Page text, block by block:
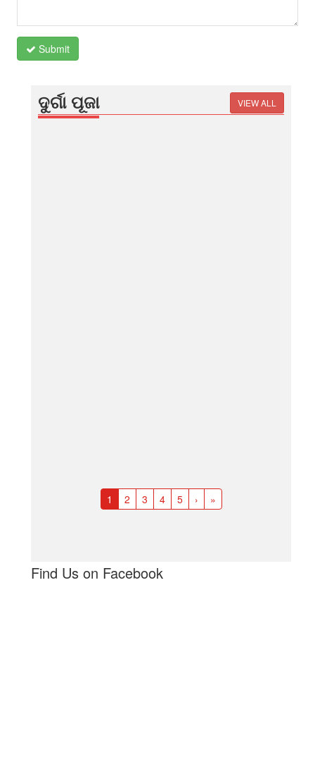
Submit
ଦୁର୍ଗା ପୂଜା VIEW ALL
1 2 3 4 5 › »
Find Us on Facebook